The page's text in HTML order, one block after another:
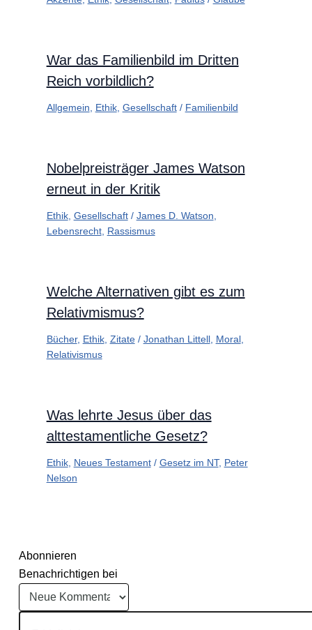
War das Familienbild im Dritten
Reich vorbildlich?
Allgemein Ethik, Gesellschaft/ Familienbild
Nobelpreisträger James Watson
erneut in der Kritik
Ethik, Gesellschaft/ James D. Watson
Lebensrecht, Rassismus
Welche Alternativen gibt es zum
Relativmismus?
Bücher, Ethik, Zitate/ Jonathan Littell, Moral,
Relativismus
Was lehrte Jesus über das
alttestamentliche Gesetz?
Ethik, Neues Testament/ Gesetz im NT, Peter
Nelson
Abonnieren
Benachrichtigen bei